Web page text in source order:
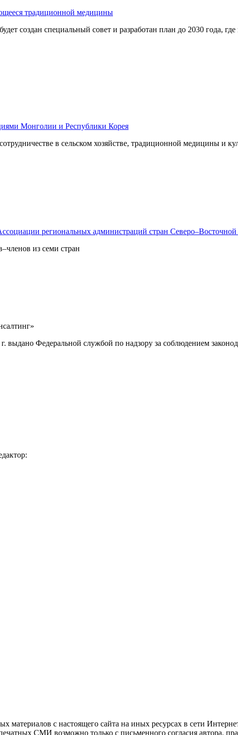
традиционной медицины
создан специальный совет и разработан план до 2030 года,
Монголии и Республики Корея
в сельском хозяйстве, традиционной медицины и
региональных администраций стран
из семи стран
Федеральной службой по надзору за соблюдением
материалов с настоящего сайта на иных ресурсах в сети
СМИ возможно только с письменного согласия автора,